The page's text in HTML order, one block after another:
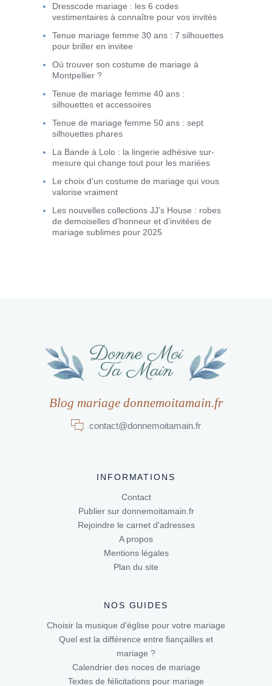
Dresscode mariage : les 6 codes
vestimentaires à connaître pour vos invités
Tenue mariage femme 30 ans : 7 silhouettes
pour briller en invitee
Où trouver son costume de mariage à
Montpellier ?
Tenue de mariage femme 40 ans :
silhouettes et accessoires
Tenue de mariage femme 50 ans : sept
silhouettes phares
La Bande à Lolo : la lingerie adhésive sur-
mesure qui change tout pour les mariées
Le choix d’un costume de mariage qui vous
valorise vraiment
Les nouvelles collections JJ’s House : robes
de demoiselles d’honneur et d’invitées de
mariage sublimes pour 2025
Blog mariage donnemoitamain.fr
contact@donnemoitamain.fr
INFORMATIONS
Contact
Publier sur donnemoitamain.fr
Rejoindre le carnet d'adresses
A propos
Mentions légales
Plan du site
NOS GUIDES
Choisir la musique d'église pour votre mariage
Quel est la différence entre fiançailles et
mariage ?
Calendrier des noces de mariage
Textes de félicitations pour mariage